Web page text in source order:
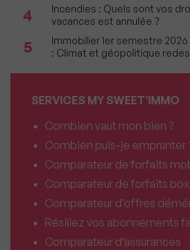
4
Incendies : Quels sont vos
vacances est annulée ?
5
Immobilier 1er semestre
: Climat et géopolitique
SERVICES MY SWEET'IMMO
Combien vaut mon bien ?
Combien puis-je emprunter
Comparateur de forfaits
Comparateur de forfaits
Comparateur d’offres
Résiliez vos abonnements
Comparateur d’assurances